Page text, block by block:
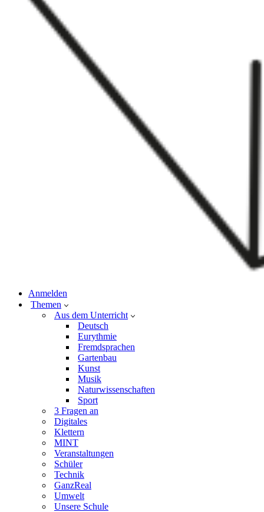
Anmelden
Themen
Aus dem Unterricht
Deutsch
Eurythmie
Fremdsprachen
Gartenbau
Kunst
Musik
Naturwissenschaften
Sport
3 Fragen an
Digitales
Klettern
MINT
Veranstaltungen
Schüler
Technik
GanzReal
Umwelt
Unsere Schule